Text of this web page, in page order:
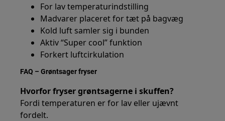
For lav temperaturindstilling
Madvarer placeret for tæt på bagvæg
Kold luft samler sig i bunden
Aktiv “Super cool” funktion
Forkert luftcirkulation
FAQ – Grøntsager fryser
Hvorfor fryser grøntsagerne i skuffen?
Fordi temperaturen er for lav eller ujævnt
fordelt.